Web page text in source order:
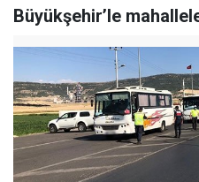
Büyükşehir’le